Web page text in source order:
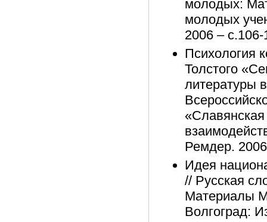
молодых:
молодых
2006 – с.106-
Психология
Толстого
литературы
«Славянская
Ремдер.
Идея
// Русская
Материалы
Волгоград: